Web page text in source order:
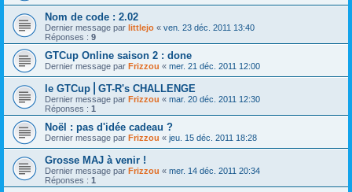
Nom de code : 2.02
Dernier message par littlejo « ven. 23 déc. 2011 13:40
Réponses : 9
GTCup Online saison 2 : done
Dernier message par Frizzou « mer. 21 déc. 2011 12:00
le GTCup⎪GT-R's CHALLENGE
Dernier message par Frizzou « mar. 20 déc. 2011 12:30
Réponses : 1
Noël : pas d'idée cadeau ?
Dernier message par Frizzou « jeu. 15 déc. 2011 18:28
Grosse MAJ à venir !
Dernier message par Frizzou « mer. 14 déc. 2011 20:34
Réponses : 1